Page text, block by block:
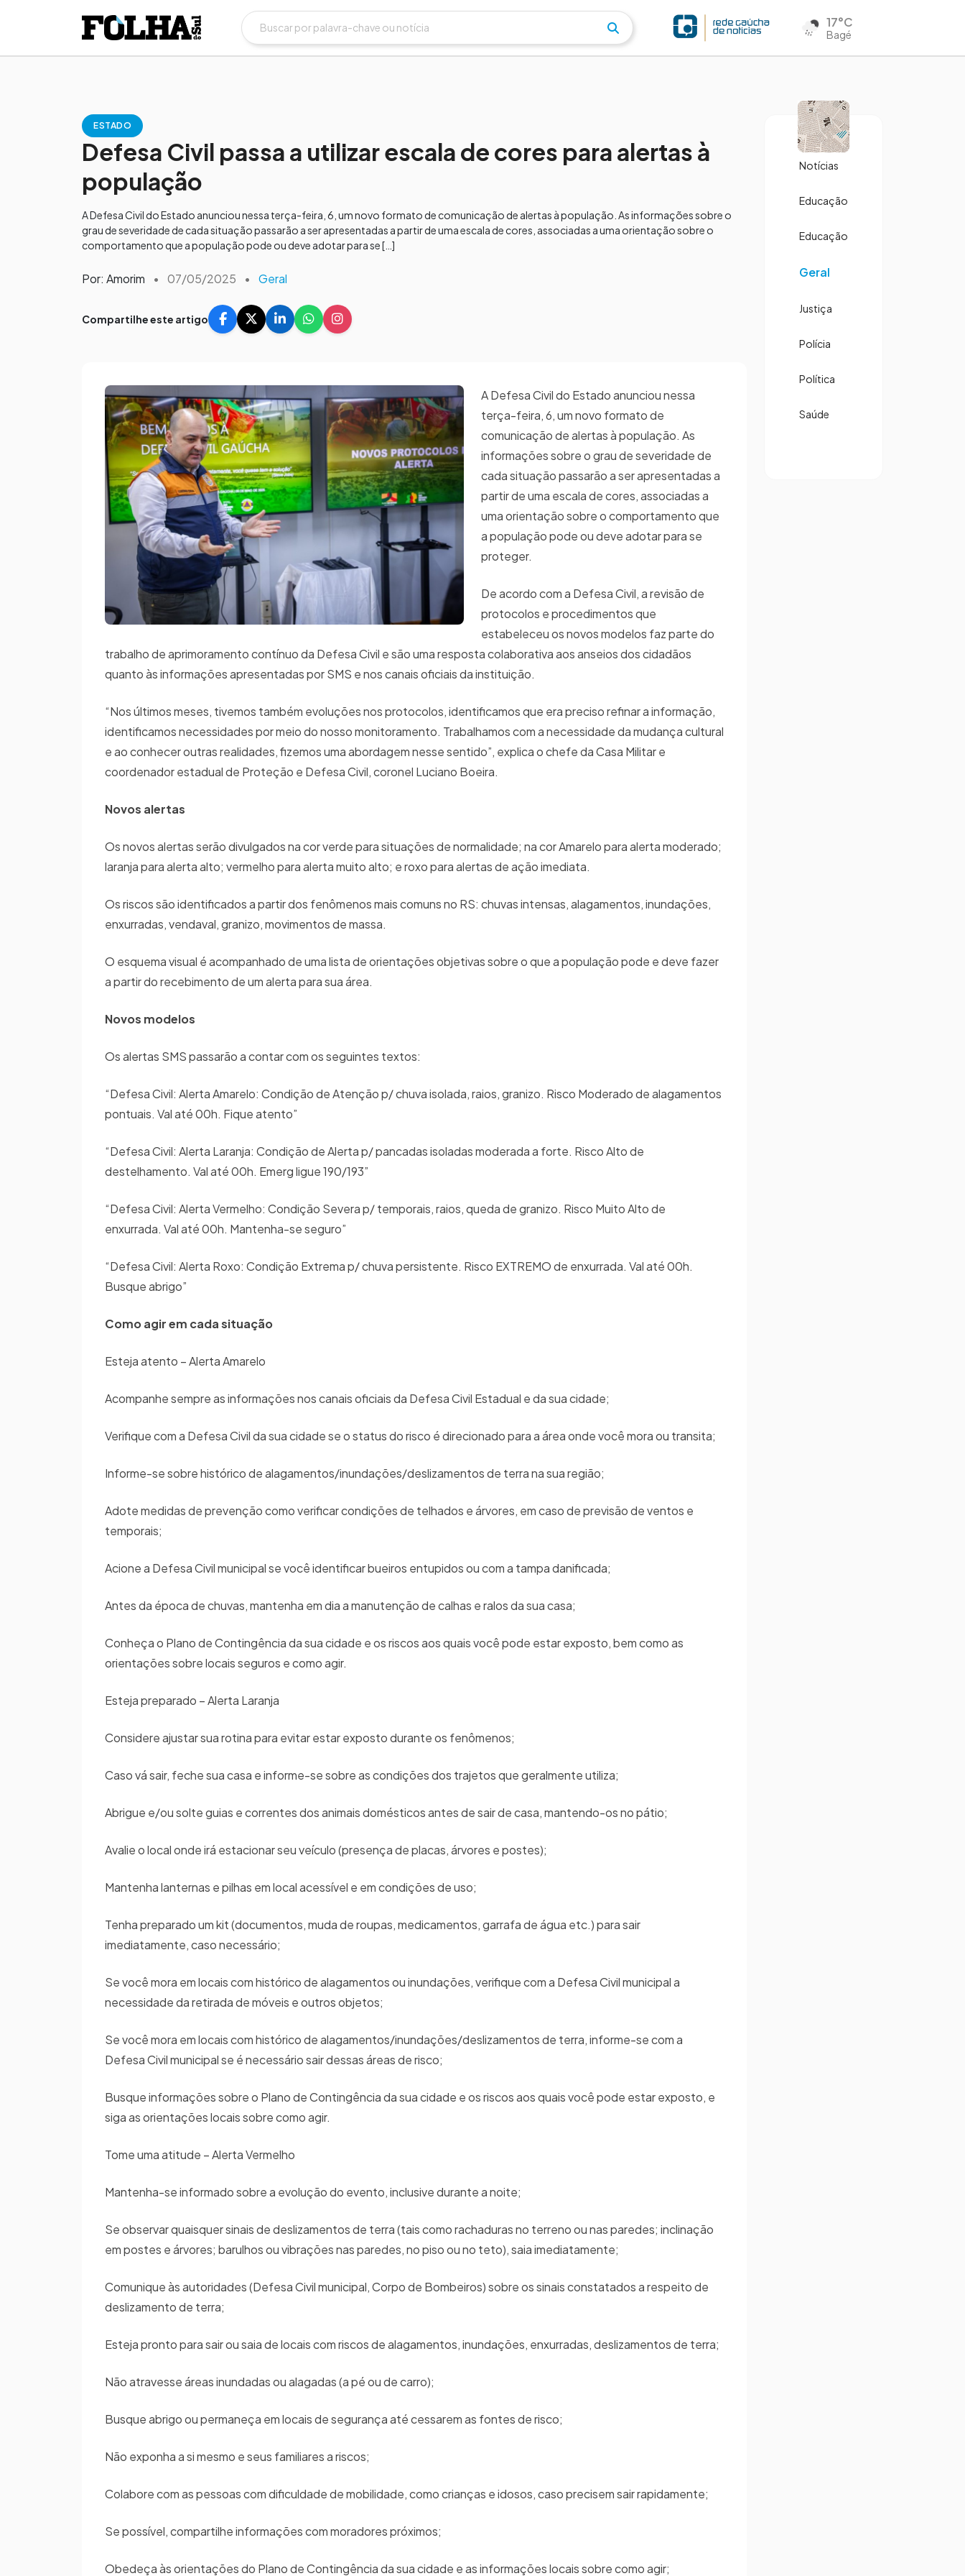
17°C
Bagé
ESTADO
Defesa Civil passa a utilizar escala de cores para alertas à
população
A Defesa Civil do Estado anunciou nessa terça-feira, 6, um novo formato de comunicação de alertas à população. As informações sobre o
grau de severidade de cada situação passarão a ser apresentadas a partir de uma escala de cores, associadas a uma orientação sobre o
comportamento que a população pode ou deve adotar para se […]
Por: Amorim • 07/05/2025 • Geral
Compartilhe este artigo
A Defesa Civil do Estado anunciou nessa
terça-feira, 6, um novo formato de
comunicação de alertas à população. As
informações sobre o grau de severidade de
cada situação passarão a ser apresentadas a
partir de uma escala de cores, associadas a
uma orientação sobre o comportamento que
a população pode ou deve adotar para se
proteger.
De acordo com a Defesa Civil, a revisão de
protocolos e procedimentos que
estabeleceu os novos modelos faz parte do
trabalho de aprimoramento contínuo da Defesa Civil e são uma resposta colaborativa aos anseios dos cidadãos
quanto às informações apresentadas por SMS e nos canais oficiais da instituição.
“Nos últimos meses, tivemos também evoluções nos protocolos, identificamos que era preciso refinar a informação,
identificamos necessidades por meio do nosso monitoramento. Trabalhamos com a necessidade da mudança cultural
e ao conhecer outras realidades, fizemos uma abordagem nesse sentido”, explica o chefe da Casa Militar e
coordenador estadual de Proteção e Defesa Civil, coronel Luciano Boeira.
Novos alertas
Os novos alertas serão divulgados na cor verde para situações de normalidade; na cor Amarelo para alerta moderado;
laranja para alerta alto; vermelho para alerta muito alto; e roxo para alertas de ação imediata.
Os riscos são identificados a partir dos fenômenos mais comuns no RS: chuvas intensas, alagamentos, inundações,
enxurradas, vendaval, granizo, movimentos de massa.
O esquema visual é acompanhado de uma lista de orientações objetivas sobre o que a população pode e deve fazer
a partir do recebimento de um alerta para sua área.
Novos modelos
Os alertas SMS passarão a contar com os seguintes textos:
“Defesa Civil: Alerta Amarelo: Condição de Atenção p/ chuva isolada, raios, granizo. Risco Moderado de alagamentos
pontuais. Val até 00h. Fique atento”
“Defesa Civil: Alerta Laranja: Condição de Alerta p/ pancadas isoladas moderada a forte. Risco Alto de
destelhamento. Val até 00h. Emerg ligue 190/193”
“Defesa Civil: Alerta Vermelho: Condição Severa p/ temporais, raios, queda de granizo. Risco Muito Alto de
enxurrada. Val até 00h. Mantenha-se seguro”
“Defesa Civil: Alerta Roxo: Condição Extrema p/ chuva persistente. Risco EXTREMO de enxurrada. Val até 00h.
Busque abrigo”
Como agir em cada situação
Esteja atento – Alerta Amarelo
Acompanhe sempre as informações nos canais oficiais da Defesa Civil Estadual e da sua cidade;
Verifique com a Defesa Civil da sua cidade se o status do risco é direcionado para a área onde você mora ou transita;
Informe-se sobre histórico de alagamentos/inundações/deslizamentos de terra na sua região;
Adote medidas de prevenção como verificar condições de telhados e árvores, em caso de previsão de ventos e
temporais;
Acione a Defesa Civil municipal se você identificar bueiros entupidos ou com a tampa danificada;
Antes da época de chuvas, mantenha em dia a manutenção de calhas e ralos da sua casa;
Conheça o Plano de Contingência da sua cidade e os riscos aos quais você pode estar exposto, bem como as
orientações sobre locais seguros e como agir.
Esteja preparado – Alerta Laranja
Considere ajustar sua rotina para evitar estar exposto durante os fenômenos;
Caso vá sair, feche sua casa e informe-se sobre as condições dos trajetos que geralmente utiliza;
Abrigue e/ou solte guias e correntes dos animais domésticos antes de sair de casa, mantendo-os no pátio;
Avalie o local onde irá estacionar seu veículo (presença de placas, árvores e postes);
Mantenha lanternas e pilhas em local acessível e em condições de uso;
Tenha preparado um kit (documentos, muda de roupas, medicamentos, garrafa de água etc.) para sair
imediatamente, caso necessário;
Se você mora em locais com histórico de alagamentos ou inundações, verifique com a Defesa Civil municipal a
necessidade da retirada de móveis e outros objetos;
Se você mora em locais com histórico de alagamentos/inundações/deslizamentos de terra, informe-se com a
Defesa Civil municipal se é necessário sair dessas áreas de risco;
Busque informações sobre o Plano de Contingência da sua cidade e os riscos aos quais você pode estar exposto, e
siga as orientações locais sobre como agir.
Tome uma atitude – Alerta Vermelho
Mantenha-se informado sobre a evolução do evento, inclusive durante a noite;
Se observar quaisquer sinais de deslizamentos de terra (tais como rachaduras no terreno ou nas paredes; inclinação
em postes e árvores; barulhos ou vibrações nas paredes, no piso ou no teto), saia imediatamente;
Comunique às autoridades (Defesa Civil municipal, Corpo de Bombeiros) sobre os sinais constatados a respeito de
deslizamento de terra;
Esteja pronto para sair ou saia de locais com riscos de alagamentos, inundações, enxurradas, deslizamentos de terra;
Não atravesse áreas inundadas ou alagadas (a pé ou de carro);
Busque abrigo ou permaneça em locais de segurança até cessarem as fontes de risco;
Não exponha a si mesmo e seus familiares a riscos;
Colabore com as pessoas com dificuldade de mobilidade, como crianças e idosos, caso precisem sair rapidamente;
Se possível, compartilhe informações com moradores próximos;
Obedeça às orientações do Plano de Contingência da sua cidade e as informações locais sobre como agir;
Notícias
Educação
Educação
Geral
Justiça
Polícia
Política
Saúde